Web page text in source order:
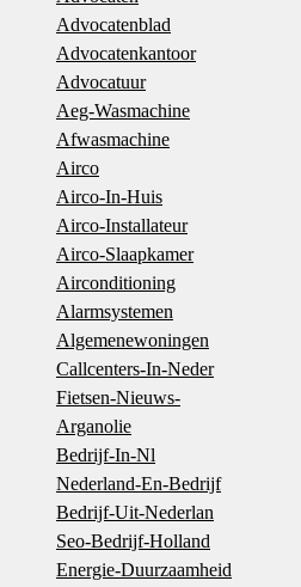
Advocatenblad
Advocatenkantoor
Advocatuur
Aeg-Wasmachine
Afwasmachine
Airco
Airco-In-Huis
Airco-Installateur
Airco-Slaapkamer
Airconditioning
Alarmsystemen
Algemenewoningen
Callcenters-In-Neder
Fietsen-Nieuws-
Arganolie
Bedrijf-In-Nl
Nederland-En-Bedrijf
Bedrijf-Uit-Nederlan
Seo-Bedrijf-Holland
Energie-Duurzaamheid